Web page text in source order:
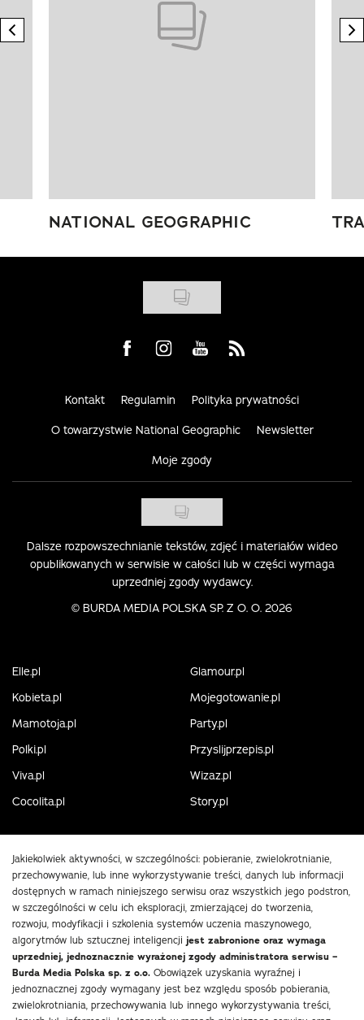
previous element
NATIONAL GEOGRAPHIC
Visit us on Facebook
Visit us on Instagram
Visit us on Youtube
Visit us on Rss
Kontakt Regulamin Polityka prywatności
O towarzystwie National Geographic Newsletter
Moje zgody
Dalsze rozpowszechnianie tekstów, zdjęć i materiałów wideo
opublikowanych w serwisie w całości lub w części wymaga
uprzedniej zgody wydawcy.
© BURDA MEDIA POLSKA SP. Z O. O. 2026
Elle.pl
Glamour.pl
Kobieta.pl
Mojegotowanie.pl
Mamotoja.pl
Party.pl
Polki.pl
Przyslijprzepis.pl
Viva.pl
Wizaz.pl
Cocolita.pl
Story.pl
Jakiekolwiek aktywności, w szczególności: pobieranie, zwielokrotnianie,
przechowywanie, lub inne wykorzystywanie treści, danych lub informacji
dostępnych w ramach niniejszego serwisu oraz wszystkich jego podstron,
w szczególności w celu ich eksploracji, zmierzającej do tworzenia,
rozwoju, modyfikacji i szkolenia systemów uczenia maszynowego,
algorytmów lub sztucznej inteligencji jest zabronione oraz wymaga
uprzedniej, jednoznacznie wyrażonej zgody administratora serwisu –
Burda Media Polska sp. z o.o. Obowiązek uzyskania wyraźnej i
jednoznacznej zgody wymagany jest bez względu sposób pobierania,
zwielokrotniania, przechowywania lub innego wykorzystywania treści,